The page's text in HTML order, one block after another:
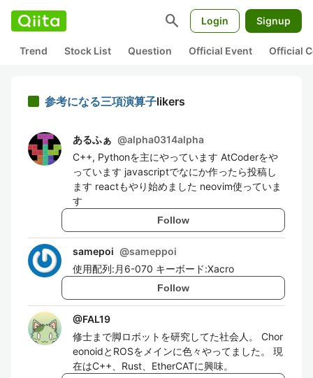
search Login Signup
Trend Stock List Question Official Event Official
参考になる三項演算子likers
あるふぁ @alpha0314alpha
C++, Pythonを主にやっています AtCoderをや
っています javascriptでなにか作ったら投稿し
ます reactもやり始めました neovim使っていま
す
Follow
samepoi @sameppoi
使用配列:月6-070 キーボード:Xacro
Follow
@FAL19
修士まで脚ロボットを研究してた社会人。 Chor
eonoidとROSをメインに色々やってました。 現
在はC++、Rust、EtherCATに興味。